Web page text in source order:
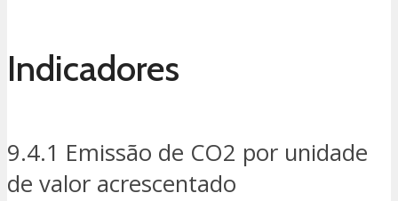
Indicadores
9.4.1 Emissão de CO2 por unidade
de valor acrescentado